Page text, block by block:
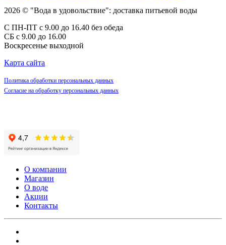
2026 © "Вода в удовольствие": доставка питьевой воды
С ПН-ПТ с 9.00 до 16.40 без обеда
СБ с 9.00 до 16.00
Воскресенье выходной
Карта сайта
Политика обработки персональных данных
Согласие на обработку персональных данных
О компании
Магазин
О воде
Акции
Контакты